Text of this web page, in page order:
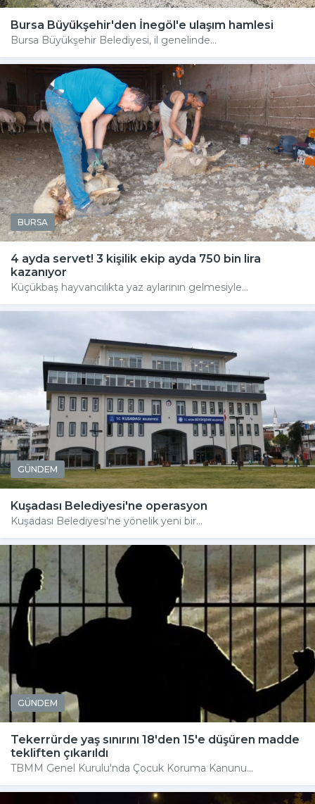
Bursa Büyükşehir'den İnegöl'e ulaşım hamlesi
Bursa Büyükşehir Belediyesi, il genelinde...
BURSA
4 ayda servet! 3 kişilik ekip ayda 750 bin lira
kazanıyor
Küçükbaş hayvancılıkta yaz aylarının gelmesiyle...
GÜNDEM
Kuşadası Belediyesi'ne operasyon
Kuşadası Belediyesi'ne yönelik yeni bir...
GÜNDEM
Tekerrürde yaş sınırını 18'den 15'e düşüren madde
tekliften çıkarıldı
TBMM Genel Kurulu'nda Çocuk Koruma Kanunu...